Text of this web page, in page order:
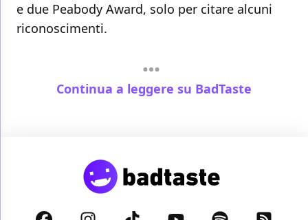
e due Peabody Award, solo per citare alcuni
riconoscimenti.
Continua a leggere su BadTaste